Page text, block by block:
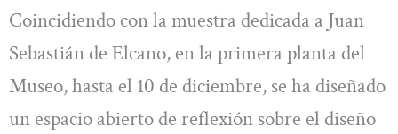
Coincidiendo con la muestra dedicada a Juan
Sebastián de Elcano, en la primera planta del
Museo, hasta el 10 de diciembre, se ha diseñado
un espacio abierto de reflexión sobre el diseño